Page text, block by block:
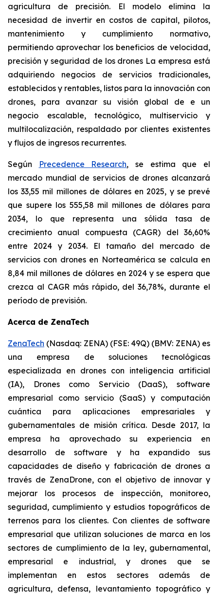
agricultura de precisión. El modelo elimina la
necesidad de invertir en costos de capital, pilotos,
mantenimiento y cumplimiento normativo,
permitiendo aprovechar los beneficios de velocidad,
precisión y seguridad de los drones La empresa está
adquiriendo negocios de servicios tradicionales,
establecidos y rentables, listos para la innovación con
drones, para avanzar su visión global de e un
negocio escalable, tecnológico, multiservicio y
multilocalización, respaldado por clientes existentes
y flujos de ingresos recurrentes.
Según Precedence Research, se estima que el
mercado mundial de servicios de drones alcanzará
los 33,55 mil millones de dólares en 2025, y se prevé
que supere los 555,58 mil millones de dólares para
2034, lo que representa una sólida tasa de
crecimiento anual compuesta (CAGR) del 36,60%
entre 2024 y 2034. El tamaño del mercado de
servicios con drones en Norteamérica se calcula en
8,84 mil millones de dólares en 2024 y se espera que
crezca al CAGR más rápido, del 36,78%, durante el
período de previsión.
Acerca de ZenaTech
ZenaTech (Nasdaq: ZENA) (FSE: 49Q) (BMV: ZENA) es
una empresa de soluciones tecnológicas
especializada en drones con inteligencia artificial
(IA), Drones como Servicio (DaaS), software
empresarial como servicio (SaaS) y computación
cuántica para aplicaciones empresariales y
gubernamentales de misión crítica. Desde 2017, la
empresa ha aprovechado su experiencia en
desarrollo de software y ha expandido sus
capacidades de diseño y fabricación de drones a
través de ZenaDrone, con el objetivo de innovar y
mejorar los procesos de inspección, monitoreo,
seguridad, cumplimiento y estudios topográficos de
terrenos para los clientes. Con clientes de software
empresarial que utilizan soluciones de marca en los
sectores de cumplimiento de la ley, gubernamental,
empresarial e industrial, y drones que se
implementan en estos sectores además de
agricultura, defensa, levantamiento topográfico y